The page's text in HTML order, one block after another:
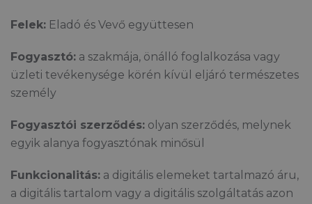
Felek: Eladó és Vevő együttesen
Fogyasztó: a szakmája, önálló foglalkozása vagy
üzleti tevékenysége körén kívül eljáró természetes
személy
Fogyasztói szerződés: olyan szerződés, melynek
egyik alanya fogyasztónak minősül
Funkcionalitás: a digitális elemeket tartalmazó áru,
a digitális tartalom vagy a digitális szolgáltatás azon